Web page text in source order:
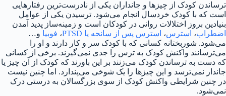
ترساندن کودک از چیزها و جانداران یکی از نادرست‌ترین رفتارهایی
است که با کودک خردسال انجام می‌شود. ترسیدن یکی از عوامل
بنیادین بروز اختلالات روانی در کودکان است و زمینه‌ساز پدید آمدن
اضطراب، استرس، استرس پس از سانحه یا PTSD ، فوبیا و…
می‌شود. شوربختانه کسانی که با کودک سر و کار دارند و او را
می‌ترسانند واکنش کودک به ترس را جدی نمی‌گیرند. برخی از کسانی
که دست به ترساندن کودک می‌زنند بر این باورند که کودک از آن چیز یا
جاندار نمی‌ترسد و این چیزها را یک شوخی می‌پندارد. اما چنین نیست
در چنین شرایطی واکنش کودک از سوی بزرگسالان به درستی درک
نمی‌شود.